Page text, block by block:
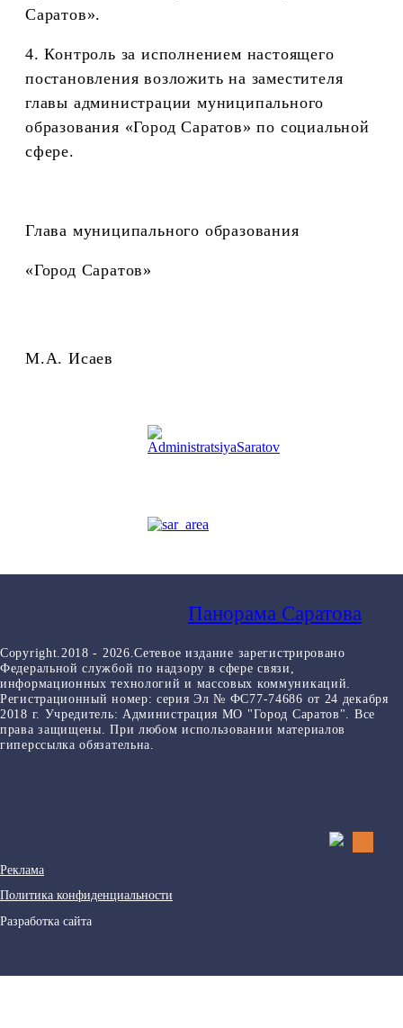
Саратов».
4. Контроль за исполнением настоящего
постановления возложить на заместителя
главы администрации муниципального
образования «Город Саратов» по социальной
сфере.
Глава муниципального образования
«Город Саратов»
М.А. Исаев
Панорама Саратова
Copyright.2018 - 2026.Сетевое издание зарегистрировано
Федеральной службой по надзору в сфере связи,
информационных технологий и массовых коммуникаций.
Регистрационный номер: серия Эл № ФС77-74686 от 24 декабря
2018 г. Учредитель: Администрация МО "Город Саратов". Все
права защищены. При любом использовании материалов
гиперссылка обязательна.
Реклама
Политика конфиденциальности
Разработка сайта